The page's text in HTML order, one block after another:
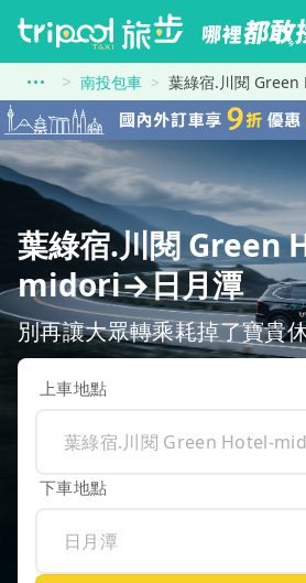
南投包車 葉綠宿.川閱
葉綠宿.川閱 Green
midori→日月潭
別再讓大眾轉乘耗掉了寶貴
上車地點
下車地點